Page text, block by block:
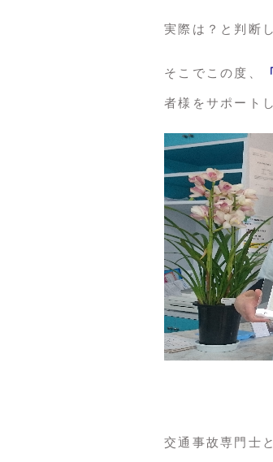
実際は？と判断
そこでこの度、
者様をサポート
交通事故専門士